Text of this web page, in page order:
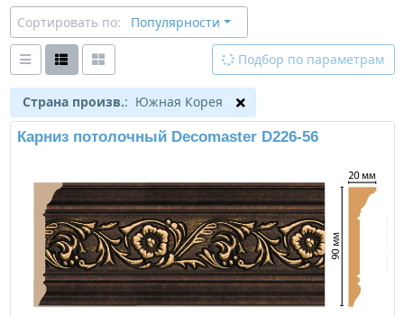
Сортировать по: Популярности
Подбор по параметрам
Страна произв.: Южная Корея
Карниз потолочный Decomaster D226-56